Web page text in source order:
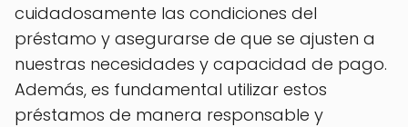
cuidadosamente las condiciones del
préstamo y asegurarse de que se ajusten a
nuestras necesidades y capacidad de pago.
Además, es fundamental utilizar estos
préstamos de manera responsable y